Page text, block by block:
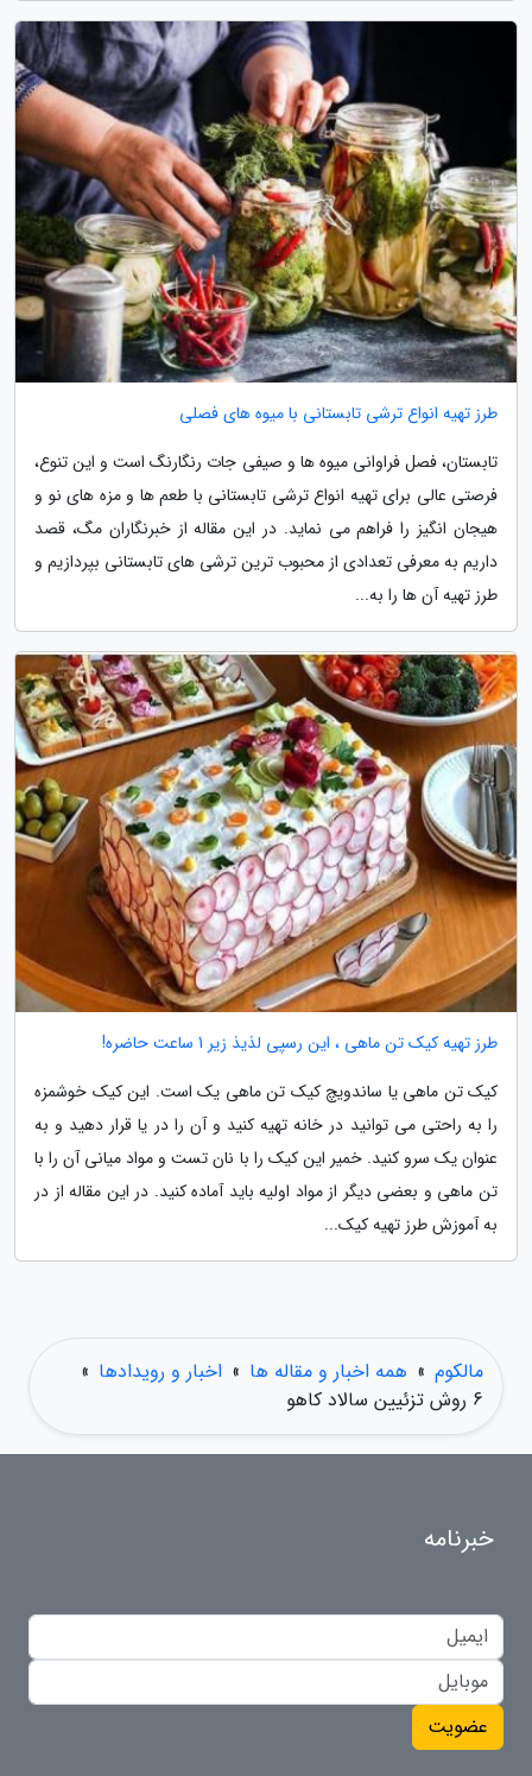
طرز تهیه انواع ترشی تابستانی با میوه های فصلی
تابستان، فصل فراوانی میوه ها و صیفی جات رنگارنگ است و این تنوع،
فرصتی عالی برای تهیه انواع ترشی تابستانی با طعم ها و مزه های نو و
هیجان انگیز را فراهم می نماید. در این مقاله از خبرنگاران مگ، قصد
داریم به معرفی تعدادی از محبوب ترین ترشی های تابستانی بپردازیم و
طرز تهیه آن ها را به...
طرز تهیه کیک تن ماهی ، این رسپی لذیذ زیر 1 ساعت حاضره!
کیک تن ماهی یا ساندویچ کیک تن ماهی یک است. این کیک خوشمزه
را به راحتی می توانید در خانه تهیه کنید و آن را در یا قرار دهید و به
عنوان یک سرو کنید. خمیر این کیک را با نان تست و مواد میانی آن را با
تن ماهی و بعضی دیگر از مواد اولیه باید آماده کنید. در این مقاله از در
به آموزش طرز تهیه کیک...
مالکوم » همه اخبار و مقاله ها » اخبار و رویدادها »
6 روش تزئیین سالاد کاهو
خبرنامه
عضویت